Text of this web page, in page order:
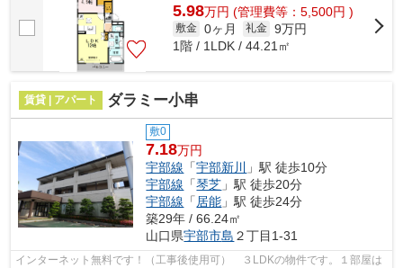
5.98万円 (管理費等：5,500円 )
敷金 0ヶ月 礼金 9万円
1階 / 1LDK / 44.21㎡
賃貸 | アパート ダラミー小串
敷0
7.18万円
宇部線 「宇部新川
」駅 徒歩10分
宇部線 「琴芝 」駅 徒歩20分
宇部線 「 居能 」駅 徒歩24分
築29年 / 66.24㎡
山口県宇部市島 ２丁目1-31
インターネット無料です！（工事後使用可） ３LDKの物件です。１部屋は